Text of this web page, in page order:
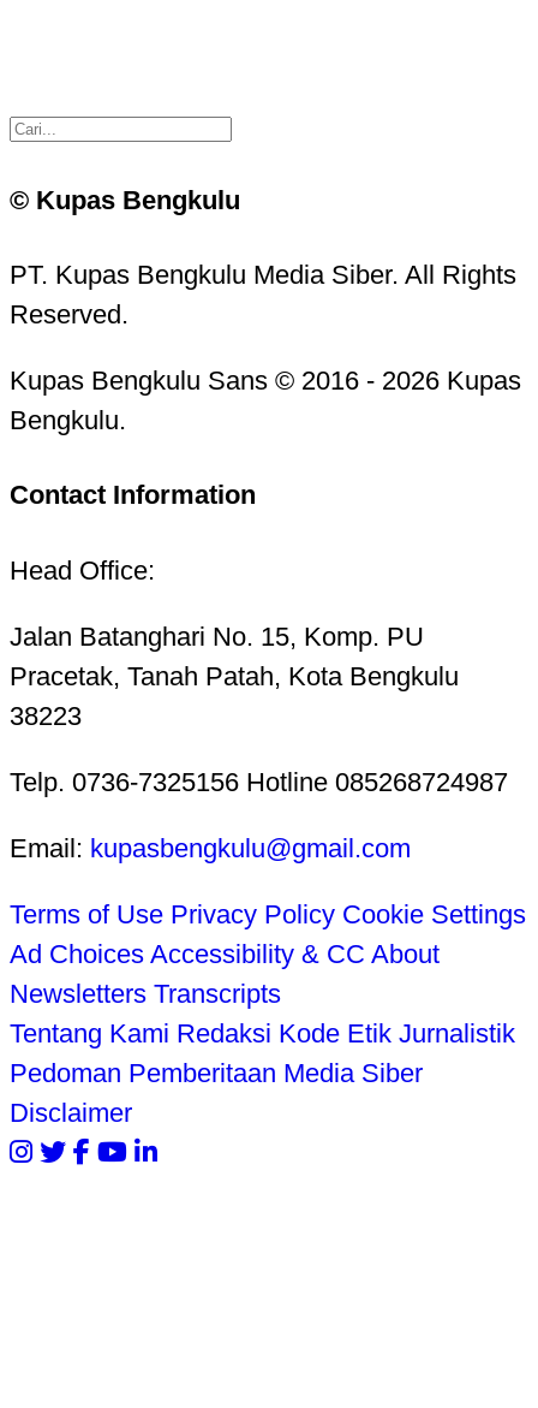
© Kupas Bengkulu
PT. Kupas Bengkulu Media Siber. All Rights
Reserved.
Kupas Bengkulu Sans © 2016 - 2026 Kupas
Bengkulu.
Contact Information
Head Office:
Jalan Batanghari No. 15, Komp. PU
Pracetak, Tanah Patah, Kota Bengkulu
38223
Telp. 0736-7325156 Hotline 085268724987
Email: kupasbengkulu@gmail.com
Terms of Use Privacy Policy Cookie Settings
Ad Choices Accessibility & CC About
Newsletters Transcripts
Tentang Kami Redaksi Kode Etik Jurnalistik
Pedoman Pemberitaan Media Siber
Disclaimer